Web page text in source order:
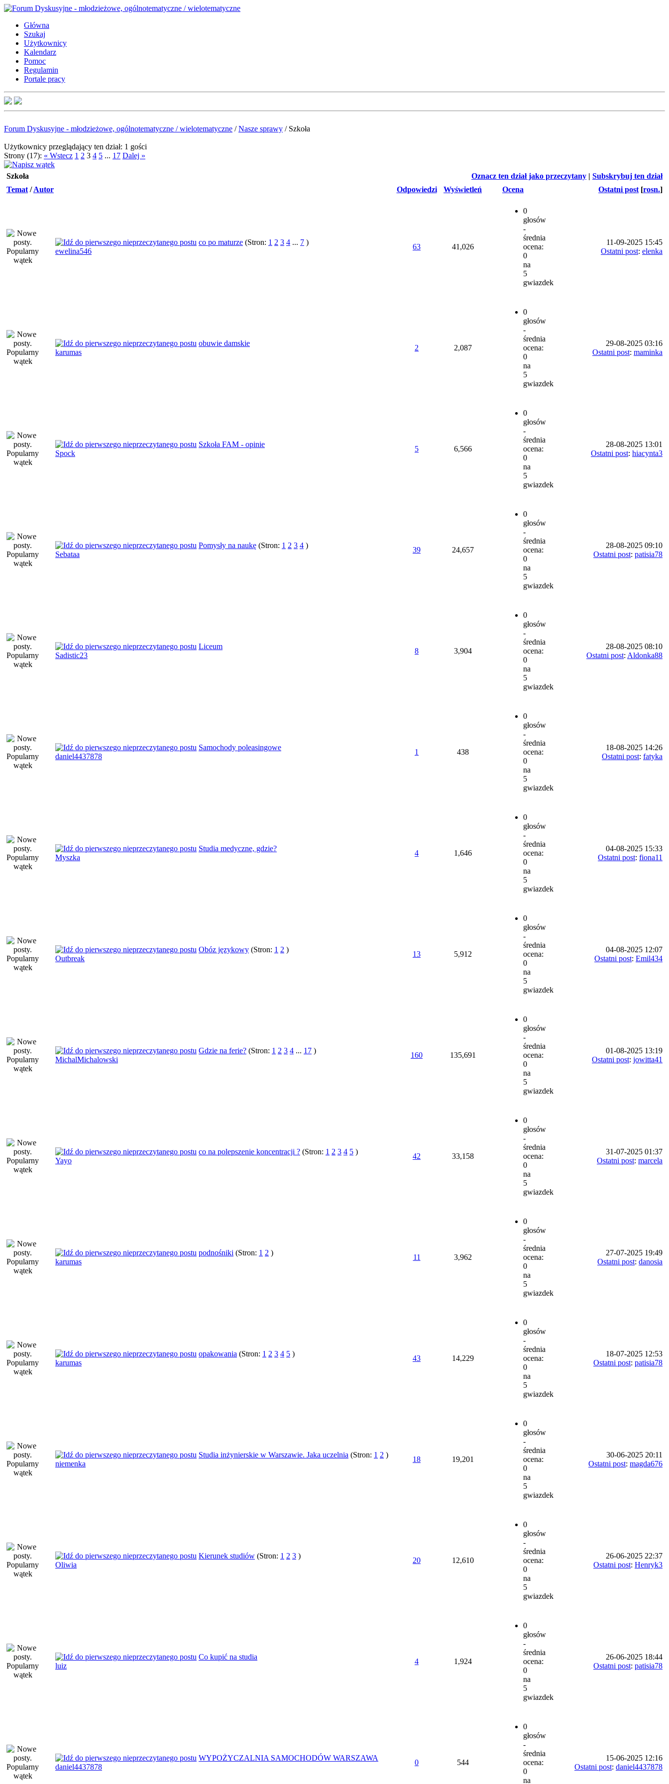
Główna
Szukaj
Użytkownicy
Kalendarz
Pomoc
Regulamin
Portale pracy
Forum Dyskusyjne - młodzieżowe, ogólnotematyczne / wielotematyczne /Nasze sprawy / Szkoła
Użytkownicy przeglądający ten dział: 1 gości
Strony (17): « Wstecz 1 2 3 4 5 ... 17 Dalej »
Oznacz ten dział jako przeczytany | Subskrybuj ten dział
Szkoła
Temat /Autor Odpowiedzi Wyświetleń Ocena Ostatni post [rosn.]
co po maturze (Stron: 1 2 3 4 ... 7 )
ewelina546
63 41,026
0
głosów
-
średnia
ocena:
0
na
5
gwiazdek
11-09-2025 15:45
Ostatni post: elenka
obuwie damskie
karumas
2 2,087
0
głosów
-
średnia
ocena:
0
na
5
gwiazdek
29-08-2025 03:16
Ostatni post: maminka
Szkoła FAM - opinie
Spock
5 6,566
0
głosów
-
średnia
ocena:
0
na
5
gwiazdek
28-08-2025 13:01
Ostatni post: hiacynta3
Pomysły na naukę (Stron: 1 2 3 4 )
Sebataa
39 24,657
0
głosów
-
średnia
ocena:
0
na
5
gwiazdek
28-08-2025 09:10
Ostatni post: patisia78
Liceum
Sadistic23
8 3,904
0
głosów
-
średnia
ocena:
0
na
5
gwiazdek
28-08-2025 08:10
Ostatni post: Aldonka88
Samochody poleasingowe
daniel4437878
1 438
0
głosów
-
średnia
ocena:
0
na
5
gwiazdek
18-08-2025 14:26
Ostatni post: fatyka
Studia medyczne, gdzie?
Myszka
4 1,646
0
głosów
-
średnia
ocena:
0
na
5
gwiazdek
04-08-2025 15:33
Ostatni post: fiona11
Obóz językowy (Stron: 1 2 )
Outbreak
13 5,912
0
głosów
-
średnia
ocena:
0
na
5
gwiazdek
04-08-2025 12:07
Ostatni post: Emil434
Gdzie na ferie? (Stron: 1 2 3 4 ... 17 )
MichalMichalowski
160 135,691
0
głosów
-
średnia
ocena:
0
na
5
gwiazdek
01-08-2025 13:19
Ostatni post: jowitta41
co na polepszenie koncentracji ? (Stron: 1 2 3 4 5 )
Yayo
42 33,158
0
głosów
-
średnia
ocena:
0
na
5
gwiazdek
31-07-2025 01:37
Ostatni post: marcela
podnośniki (Stron: 1 2 )
karumas
11 3,962
0
głosów
-
średnia
ocena:
0
na
5
gwiazdek
27-07-2025 19:49
Ostatni post: danosia
opakowania (Stron: 1 2 3 4 5 )
karumas
43 14,229
0
głosów
-
średnia
ocena:
0
na
5
gwiazdek
18-07-2025 12:53
Ostatni post: patisia78
Studia inżynierskie w Warszawie. Jaka uczelnia (Stron: 1 2 )
niemenka
18 19,201
0
głosów
-
średnia
ocena:
0
na
5
gwiazdek
30-06-2025 20:11
Ostatni post: magda676
Kierunek studiów (Stron: 1 2 3 )
Oliwia
20 12,610
0
głosów
-
średnia
ocena:
0
na
5
gwiazdek
26-06-2025 22:37
Ostatni post: Henryk3
Co kupić na studia
luiz
4 1,924
0
głosów
-
średnia
ocena:
0
na
5
gwiazdek
26-06-2025 18:44
Ostatni post: patisia78
WYPOŻYCZALNIA SAMOCHODÓW WARSZAWA
daniel4437878
0 544
0
głosów
-
średnia
ocena:
0
na
15-06-2025 12:16
Ostatni post: daniel4437878